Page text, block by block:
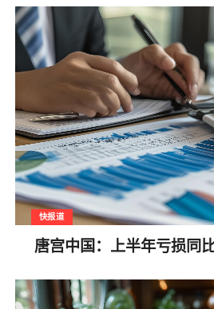
快报道
唐宫中国：上半年亏损同